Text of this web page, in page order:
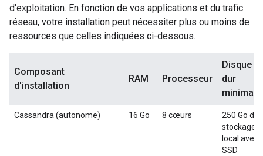
d'exploitation. En fonction de vos applications et du trafic
réseau, votre installation peut nécessiter plus ou moins de
ressources que celles indiquées ci-dessous.
Composant
d'installation
RAM Processeur
Disque
dur
minimal
Cassandra (autonome) 16 Go 8 cœurs
250 Go de
stockage
local avec
SSD